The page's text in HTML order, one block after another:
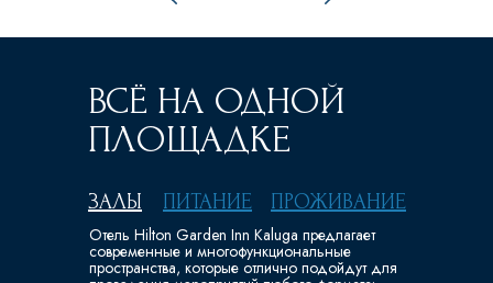
Отель Hilton Garden Inn Kaluga предлагает
современные и многофункциональные
пространства, которые отлично подойдут для
ВСЁ НА ОДНОЙ
ПЛОЩАДКЕ
ЗАЛЫ ПИТАНИЕ ПРОЖИВАНИЕ